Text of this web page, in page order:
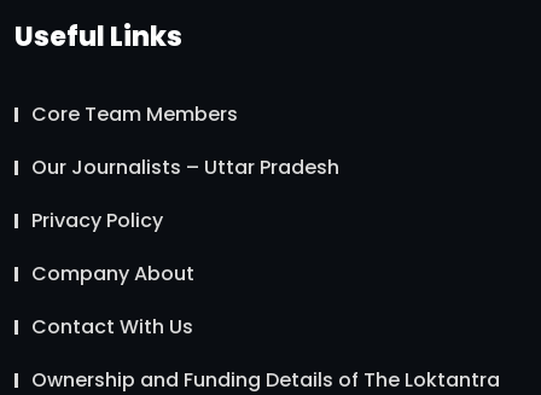
Useful Links
Core Team Members
Our Journalists – Uttar Pradesh
Privacy Policy
Company About
Contact With Us
Ownership and Funding Details of The Loktantra